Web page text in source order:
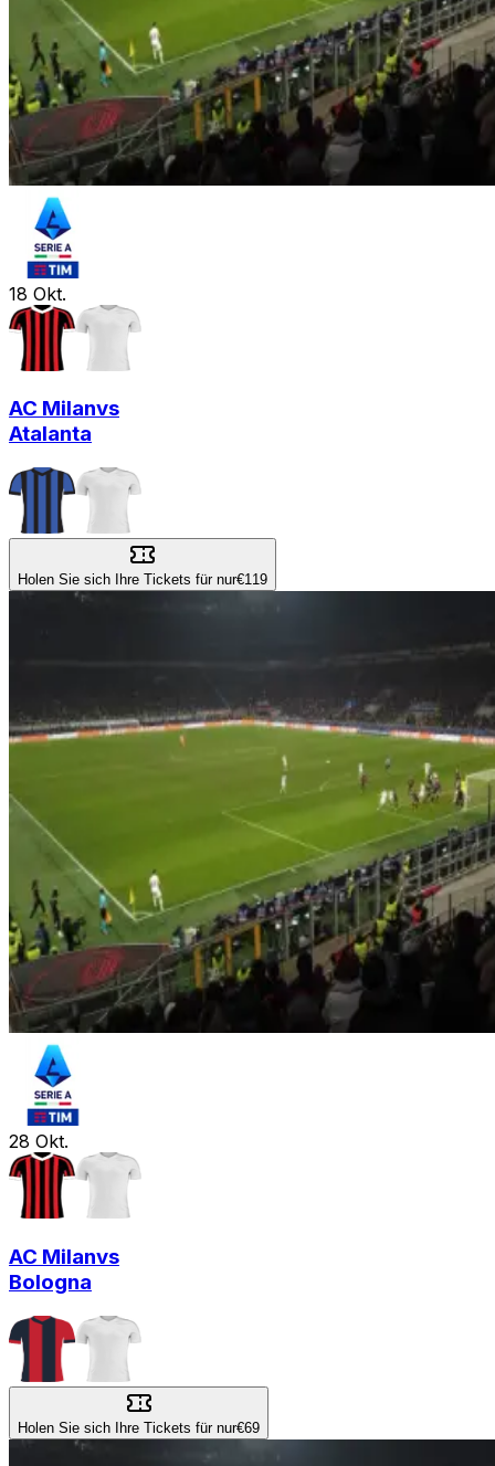
18 Okt.
AC Milanvs
Atalanta
Holen Sie sich Ihre Tickets für nur€119
28 Okt.
AC Milanvs
Bologna
Holen Sie sich Ihre Tickets für nur€69